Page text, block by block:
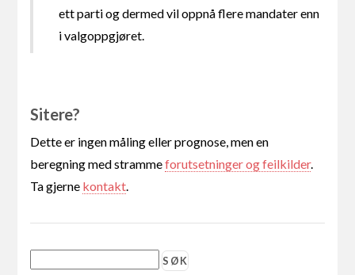
ett parti og dermed vil oppnå flere mandater enn
i valgoppgjøret.
Sitere?
Dette er ingen måling eller prognose, men en
beregning med strammeforutsetninger og feilkilder.
Ta gjerne kontakt.